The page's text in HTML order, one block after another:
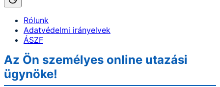
Rólunk
Adatvédelmi irányelvek
ÁSZF
Az Ön személyes online utazási
ügynöke!